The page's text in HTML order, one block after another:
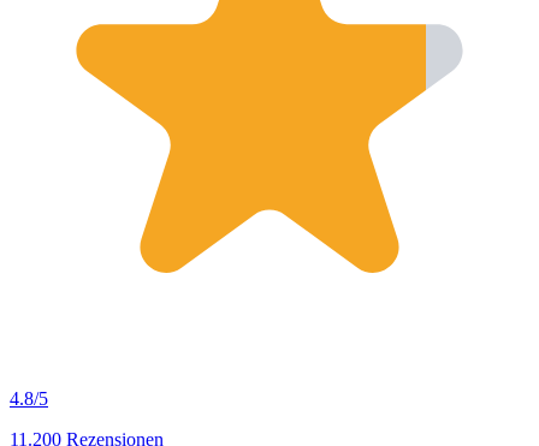
4.8/5
11.200 Rezensionen